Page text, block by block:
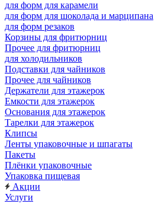
для форм для карамели
для форм для шоколада и марципана
для форм резаков
Корзины для фритюрниц
Прочее для фритюрниц
для холодильников
Подставки для чайников
Прочее для чайников
Держатели для этажерок
Емкости для этажерок
Основания для этажерок
Тарелки для этажерок
Клипсы
Ленты упаковочные и шпагаты
Пакеты
Плёнки упаковочные
Упаковка пищевая
Акции
Услуги